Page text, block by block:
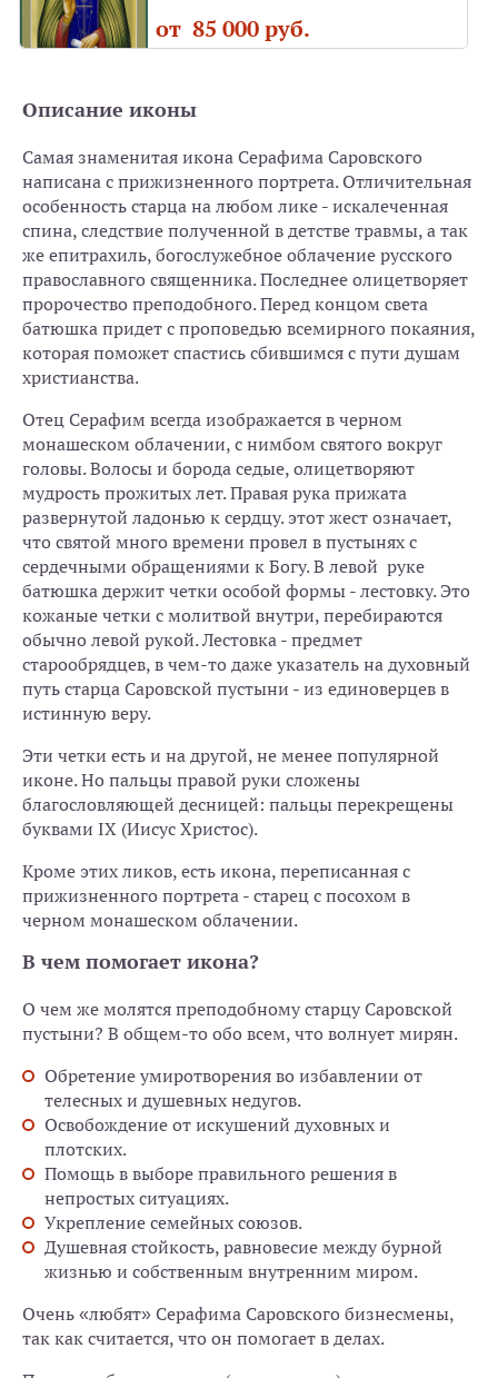
от 85 000 руб.
Описание иконы
Самая знаменитая икона Серафима Саровского
написана с прижизненного портрета. Отличительная
особенность старца на любом лике - искалеченная
спина, следствие полученной в детстве травмы, а так
же епитрахиль, богослужебное облачение русского
православного священника. Последнее олицетворяет
пророчество преподобного. Перед концом света
батюшка придет с проповедью всемирного покаяния,
которая поможет спастись сбившимся с пути душам
христианства.
Отец Серафим всегда изображается в черном
монашеском облачении, с нимбом святого вокруг
головы. Волосы и борода седые, олицетворяют
мудрость прожитых лет. Правая рука прижата
развернутой ладонью к сердцу. этот жест означает,
что святой много времени провел в пустынях с
сердечными обращениями к Богу. В левой руке
батюшка держит четки особой формы - лестовку. Это
кожаные четки с молитвой внутри, перебираются
обычно левой рукой. Лестовка - предмет
старообрядцев, в чем-то даже указатель на духовный
путь старца Саровской пустыни - из единоверцев в
истинную веру.
Эти четки есть и на другой, не менее популярной
иконе. Но пальцы правой руки сложены
благословляющей десницей: пальцы перекрещены
буквами IX (Иисус Христос).
Кроме этих ликов, есть икона, переписанная с
прижизненного портрета - старец с посохом в
черном монашеском облачении.
В чем помогает икона?
О чем же молятся преподобному старцу Саровской
пустыни? В общем-то обо всем, что волнует мирян.
Обретение умиротворения во избавлении от
телесных и душевных недугов.
Освобождение от искушений духовных и
плотских.
Помощь в выборе правильного решения в
непростых ситуациях.
Укрепление семейных союзов.
Душевная стойкость, равновесие между бурной
жизнью и собственным внутренним миром.
Очень «любят» Серафима Саровского бизнесмены,
так как считается, что он помогает в делах.